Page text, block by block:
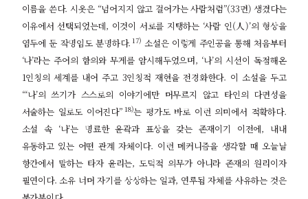
이름을 쓴다.시옷은 “넘어지지 않고 걸어가는 사람처럼”(33면) 생겼다는
이유에서 선택되었는데, 이것이 서로를 지탱하는 ‘사람 인( 人)’의 형상을
염두에 둔 작명임도 분명하다. 17) 소설은 이렇게 주인공을 통해 처음부터
‘나’라는 주어의 함의와 무게를 암시해두었으며, ‘나’의 시선이 독점해온
1인칭의 세계를 내어 주고 3인칭적 재현을 전경화한다. 이 소설을 두고
“‘나’의 쓰기가 스스로의 이야기에만 머무르지 않고 타인의 다면성을
서술하는 일로도 이어진다” 18)는 평가도 바로 이런 의미에서 적확하다.
소설 속 ‘나’는 명료한 윤곽과 표상을 갖는 존재이기 이전에, 내내
유동하고 있는 어떤 관계 자체이다. 이런 메커니즘을 생각할 때 오늘날
항간에서 말하는 타자 윤리는,도덕적 의무가 아니라 존재의 원리이자
필연이다.소유 너머 자기를 상상하는 일과, 연루됨 자체를 사유하는 것은